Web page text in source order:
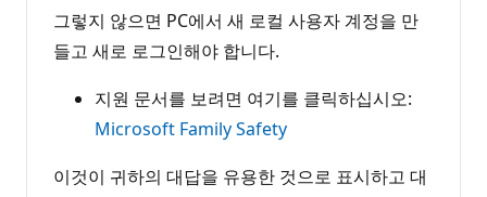
그렇지 않으면 PC에서 새 로컬 사용자 계정을 만
들고 새로 로그인해야 합니다.
지원 문서를 보려면 여기를 클릭하십시오:
Microsoft Family Safety
이것이 귀하의 대답을 유용한 것으로 표시하고 대